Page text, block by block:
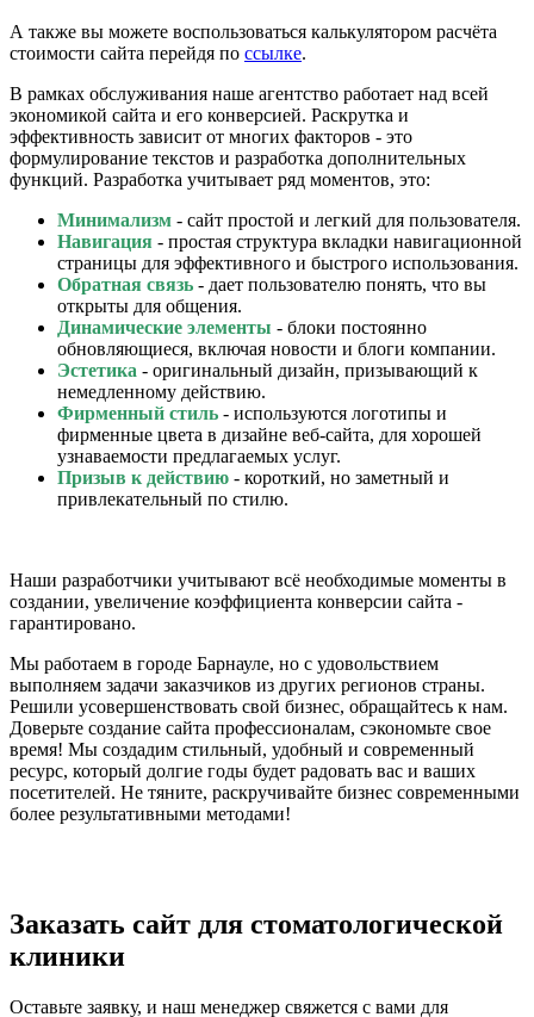
А также вы можете воспользоваться калькулятором расчёта
стоимости сайта перейдя по ссылке.
В рамках обслуживания наше агентство работает над всей
экономикой сайта и его конверсией. Раскрутка и
эффективность зависит от многих факторов - это
формулирование текстов и разработка дополнительных
функций. Разработка учитывает ряд моментов, это:
Минимализм - сайт простой и легкий для пользователя.
Навигация - простая структура вкладки навигационной
страницы для эффективного и быстрого использования.
Обратная связь - дает пользователю понять, что вы
открыты для общения.
Динамические элементы - блоки постоянно
обновляющиеся, включая новости и блоги компании.
Эстетика - оригинальный дизайн, призывающий к
немедленному действию.
Фирменный стиль - используются логотипы и
фирменные цвета в дизайне веб-сайта, для хорошей
узнаваемости предлагаемых услуг.
Призыв к действию - короткий, но заметный и
привлекательный по стилю.
Наши разработчики учитывают всё необходимые моменты в
создании, увеличение коэффициента конверсии сайта -
гарантировано.
Мы работаем в городе Барнауле, но с удовольствием
выполняем задачи заказчиков из других регионов страны.
Решили усовершенствовать свой бизнес, обращайтесь к нам.
Доверьте создание сайта профессионалам, сэкономьте свое
время! Мы создадим стильный, удобный и современный
ресурс, который долгие годы будет радовать вас и ваших
посетителей. Не тяните, раскручивайте бизнес современными
более результативными методами!
Заказать сайт для стоматологической
клиники
Оставьте заявку, и наш менеджер свяжется с вами для